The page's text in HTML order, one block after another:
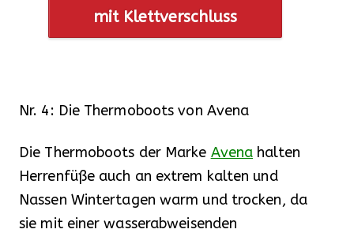
mit Klettverschluss
Nr. 4: Die Thermoboots von Avena
Die Thermoboots der Marke Avena halten
Herrenfüße auch an extrem kalten und
Nassen Wintertagen warm und trocken, da
sie mit einer wasserabweisenden